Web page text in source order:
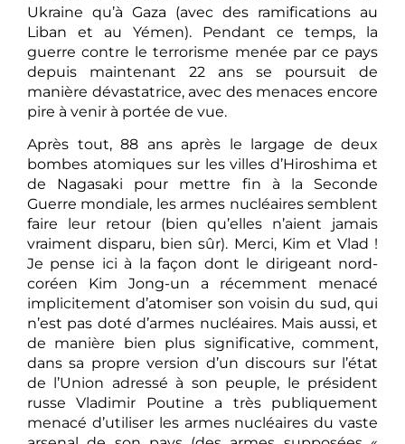
Ukraine qu’à Gaza (avec des ramifications au
Liban et au Yémen). Pendant ce temps, la
guerre contre le terrorisme menée par ce pays
depuis maintenant 22 ans se poursuit de
manière dévastatrice, avec des menaces encore
pire à venir à portée de vue.
Après tout, 88 ans après le largage de deux
bombes atomiques sur les villes d’Hiroshima et
de Nagasaki pour mettre fin à la Seconde
Guerre mondiale, les armes nucléaires semblent
faire leur retour (bien qu’elles n’aient jamais
vraiment disparu, bien sûr). Merci, Kim et Vlad !
Je pense ici à la façon dont le dirigeant nord-
coréen Kim Jong-un a récemment menacé
implicitement d’atomiser son voisin du sud, qui
n’est pas doté d’armes nucléaires. Mais aussi, et
de manière bien plus significative, comment,
dans sa propre version d’un discours sur l’état
de l’Union adressé à son peuple, le président
russe Vladimir Poutine a très publiquement
menacé d’utiliser les armes nucléaires du vaste